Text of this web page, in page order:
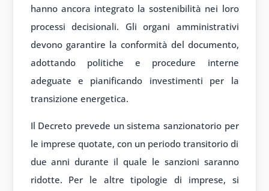
hanno ancora integrato la sostenibilità nei loro
processi decisionali. Gli organi amministrativi
devono garantire la conformità del documento,
adottando politiche e procedure interne
adeguate e pianificando investimenti per la
transizione energetica.
Il Decreto prevede un sistema sanzionatorio per
le imprese quotate, con un periodo transitorio di
due anni durante il quale le sanzioni saranno
ridotte. Per le altre tipologie di imprese, si